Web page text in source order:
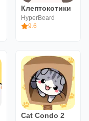
Клептокотики
HyperBeard
9.6
Cat Condo 2